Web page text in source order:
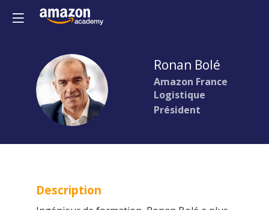
RB
Ronan Bolé
Amazon France
Logistique
Président
Description